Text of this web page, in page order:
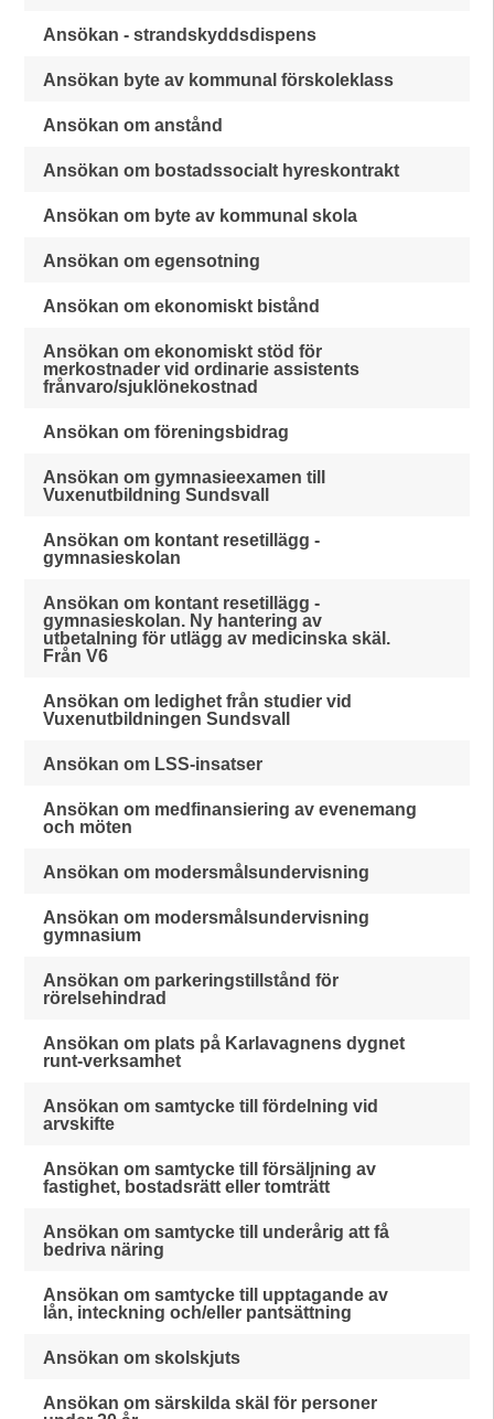
Ansökan - strandskyddsdispens
Ansökan byte av kommunal förskoleklass
Ansökan om anstånd
Ansökan om bostadssocialt hyreskontrakt
Ansökan om byte av kommunal skola
Ansökan om egensotning
Ansökan om ekonomiskt bistånd
Ansökan om ekonomiskt stöd för
merkostnader vid ordinarie assistents
frånvaro/sjuklönekostnad
Ansökan om föreningsbidrag
Ansökan om gymnasieexamen till
Vuxenutbildning Sundsvall
Ansökan om kontant resetillägg -
gymnasieskolan
Ansökan om kontant resetillägg -
gymnasieskolan. Ny hantering av
utbetalning för utlägg av medicinska skäl.
Från V6
Ansökan om ledighet från studier vid
Vuxenutbildningen Sundsvall
Ansökan om LSS-insatser
Ansökan om medfinansiering av evenemang
och möten
Ansökan om modersmålsundervisning
Ansökan om modersmålsundervisning
gymnasium
Ansökan om parkeringstillstånd för
rörelsehindrad
Ansökan om plats på Karlavagnens dygnet
runt-verksamhet
Ansökan om samtycke till fördelning vid
arvskifte
Ansökan om samtycke till försäljning av
fastighet, bostadsrätt eller tomträtt
Ansökan om samtycke till underårig att få
bedriva näring
Ansökan om samtycke till upptagande av
lån, inteckning och/eller pantsättning
Ansökan om skolskjuts
Ansökan om särskilda skäl för personer